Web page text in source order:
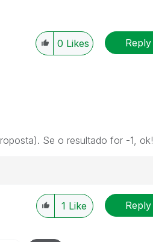
0 Likes Reply
Se o resultado for -1, ok!
1 Like Reply